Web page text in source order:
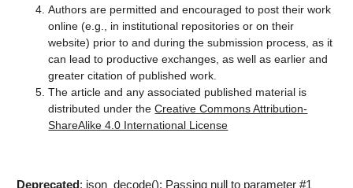
Authors are permitted and encouraged to post their work
online (e.g., in institutional repositories or on their
website) prior to and during the submission process, as it
can lead to productive exchanges, as well as earlier and
greater citation of published work.
The article and any associated published material is
distributed under theCreative Commons Attribution-
ShareAlike 4.0 International License
Deprecated: json_decode(): Passing null to parameter #1